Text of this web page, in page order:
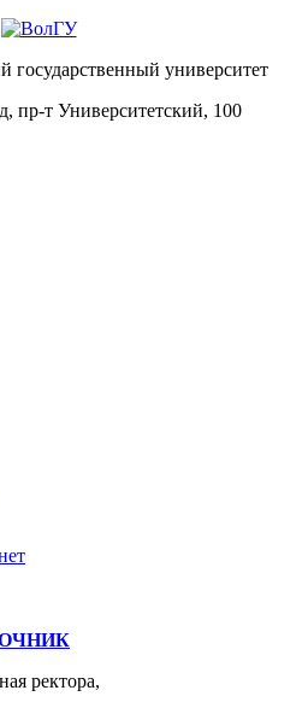
государственный университет
пр-т Университетский, 100
ректора,